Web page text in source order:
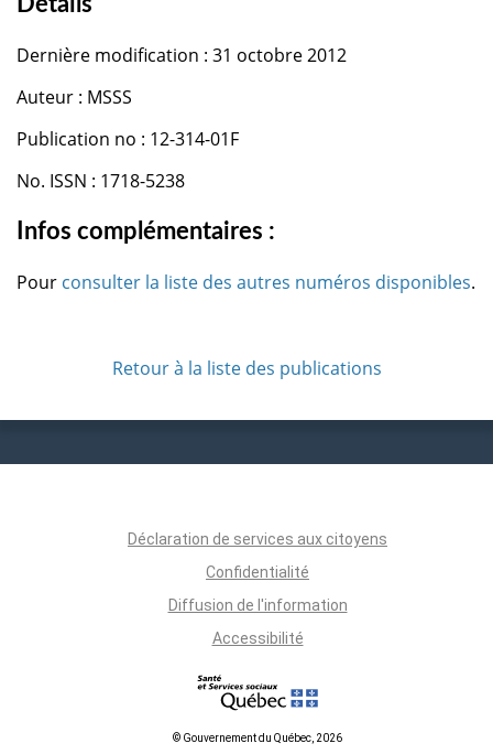
Dernière modification : 31 octobre 2012
Auteur : MSSS
Publication no : 12-314-01F
No. ISSN : 1718-5238
Infos complémentaires :
Pour consulter la liste des autres numéros disponibles.
Retour à la liste des publications
Déclaration de services aux citoyens
Confidentialité
Diffusion de l'information
Accessibilité
© Gouvernement du Québec, 2026